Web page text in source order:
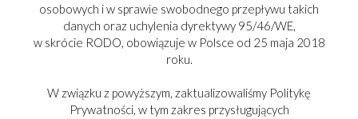
osobowych i w sprawie swobodnego przepływu takich
danych oraz uchylenia dyrektywy 95/46/WE,
w skrócie RODO, obowiązuje w Polsce od 25 maja 2018
roku.
W związku z powyższym, zaktualizowaliśmy Politykę
Prywatności, w tym zakres przysługujących